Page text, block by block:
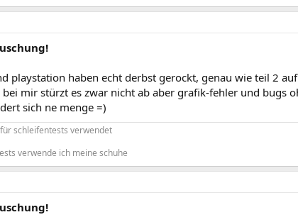
playstation haben echt derbst gerockt, genau wie teil 2
bei mir stürzt es zwar nicht ab aber grafik-fehler und bugs
sich ne menge =)
schleifentests verwendet
verwende ich meine schuhe